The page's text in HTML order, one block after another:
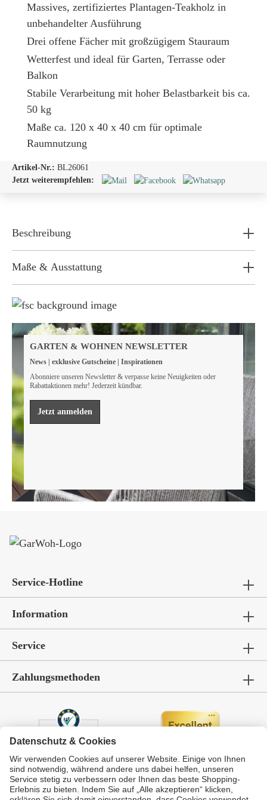
Massives, zertifiziertes Plantagen-Teakholz in
unbehandelter Ausführung
Drei offene Fächer mit großzügigem Stauraum
Wetterfest und ideal für Garten, Terrasse oder
Balkon
Stabile Verarbeitung mit hoher Belastbarkeit bis ca.
50 kg
Maße ca. 120 x 40 x 40 cm für optimale
Raumnutzung
Artikel-Nr.: BL26061
Jetzt weiterempfehlen:
Beschreibung
Maße & Ausstattung
Wir sind FSC® zertifiziert
leisten müssen, um unsere natürlichen Ressourcen zu
bewahren.
Mehr erfahren
GARTEN & WOHNEN NEWSLETTER
News | exklusive Gutscheine | Inspirationen
Abonniere unseren Newsletter & verpasse keine Neuigkeiten oder
Rabattaktionen mehr! Jederzeit kündbar.
Jetzt anmelden
Service-Hotline
Information
Service
Zahlungsmethoden